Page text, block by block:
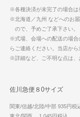
※各種決済が未完了の場合は
※北海道／九州 などへのお
ので、予めご了承下さい。
※式場、会場への配送の場合
らご連絡ください。当店か
※詳細など、ご不明な点は、
佐川急便８0サイズ
関東/信越/北陸/中部 935円税